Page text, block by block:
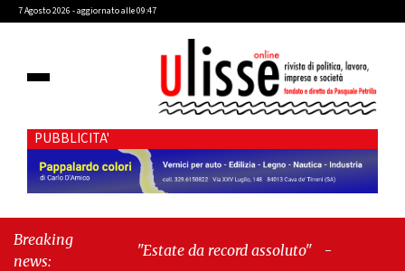
7 Agosto 2026 - aggiornato alle 09:47
PUBBLICITA'
Breaking
news:
"Estate da record assoluto" -"Francesco